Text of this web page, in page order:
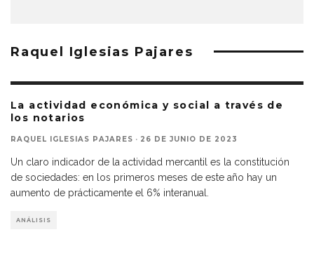
Raquel Iglesias Pajares
La actividad económica y social a través de
los notarios
RAQUEL IGLESIAS PAJARES · 26 DE JUNIO DE 2023
Un claro indicador de la actividad mercantil es la constitución
de sociedades: en los primeros meses de este año hay un
aumento de prácticamente el 6% interanual.
ANÁLISIS